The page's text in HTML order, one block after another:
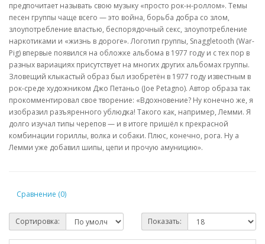
предпочитает называть свою музыку «просто рок-н-роллом». Темы
песен группы чаще всего — это война, борьба добра со злом,
злоупотребление властью, беспорядочный секс, злоупотребление
наркотиками и «жизнь в дороге». Логотип группы, Snaggletooth (War-
Pig) впервые появился на обложке альбома в 1977 году и с тех пор в
разных вариациях присутствует на многих других альбомах группы.
Зловещий клыкастый образ был изобретён в 1977 году известным в
рок-среде художником Джо Петаньо (Joe Petagno). Автор образа так
прокомментировал свое творение: «Вдохновение? Ну конечно же, я
изобразил разъяренного ублюдка! Такого как, например, Лемми. Я
долго изучал типы черепов — и в итоге пришёл к прекрасной
комбинации гориллы, волка и собаки. Плюс, конечно, рога. Ну а
Лемми уже добавил шипы, цепи и прочую амуницию».
Сравнение (0)
Сортировка: Показать: